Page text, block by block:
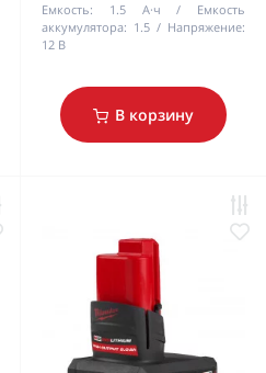
Емкость: 1.5 А·ч
Емкость
аккумулятора: 1.5
Напряжение:
12 В
В корзину